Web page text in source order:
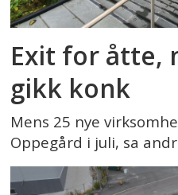
Exit for åtte,
gikk konk
Mens 25 nye
Oppegård i juli, sa